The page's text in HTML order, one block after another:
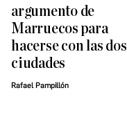
argumento de
Marruecos para
hacerse con las dos
ciudades
Rafael Pampillón